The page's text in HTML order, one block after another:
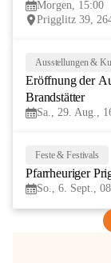
Morgen, 15:00
Prigglitz 39,
Ausstellungen &
Eröffnung der
Brandstätter
Sa., 29. Aug.,
Feste & Festivals
Pfarrheuriger
So., 6. Sept.,